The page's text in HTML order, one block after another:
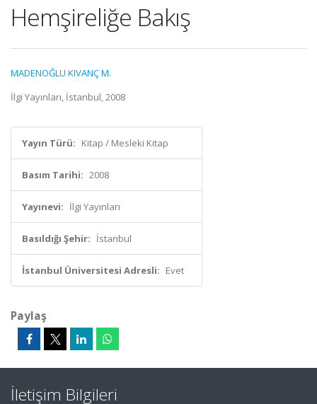
Hemşireliğe Bakış
MADENOĞLU KIVANÇ M.
İlgi Yayınları, İstanbul, 2008
Yayın Türü: Kitap / Mesleki Kitap
Basım Tarihi: 2008
Yayınevi: İlgi Yayınları
Basıldığı Şehir: İstanbul
İstanbul Üniversitesi Adresli: Evet
Paylaş
İletişim Bilgileri